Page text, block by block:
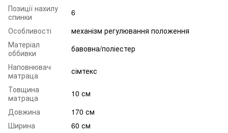
Позиції нахилу
спинки
6
Особливості
механізм регулювання положення
Матеріал
оббивки
бавовна/поліестер
Наповнювач
матраца
сімтекс
Товщина
матраца
10 см
Довжина
170 см
Ширина
60 см